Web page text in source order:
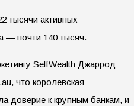
тысячи активных
— почти 140 тысяч.
SelfWealth Джаррод
что королевская
доверие к крупным банкам, и